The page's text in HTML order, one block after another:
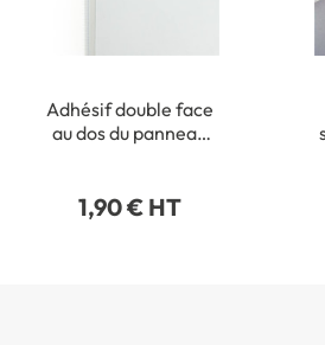
Adhésif double face
au dos du panneau
1,90 € HT